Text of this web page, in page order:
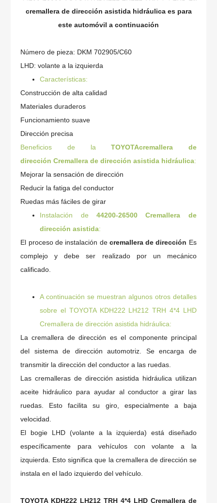
cremallera de dirección asistida hidráulica es para
este automóvil a continuación
Número de pieza: DKM 702905/C60
LHD: volante a la izquierda
Características:
Construcción de alta calidad
Materiales duraderos
Funcionamiento suave
Dirección precisa
Beneficios de la
TOYOTAcremallera de
direcciónCremallera de dirección asistida hidráulica:
Mejorar la sensación de dirección
Reducir la fatiga del conductor
Ruedas más fáciles de girar
Instalación de 44200-26500
Cremallera de
dirección asistida:
El proceso de instalación de cremallera de dirección Es
complejo y debe ser realizado por un mecánico
calificado.
A continuación se muestran algunos otros detalles
sobre el TOYOTA KDH222 LH212 TRH 4*4 LHD
Cremallera de dirección asistida hidráulica:
La cremallera de dirección es el componente principal
del sistema de dirección automotriz. Se encarga de
transmitir la dirección del conductor a las ruedas.
Las cremalleras de dirección asistida hidráulica utilizan
aceite hidráulico para ayudar al conductor a girar las
ruedas. Esto facilita su giro, especialmente a baja
velocidad.
El bogie LHD (volante a la izquierda) está diseñado
específicamente para vehículos con volante a la
izquierda. Esto significa que la cremallera de dirección se
instala en el lado izquierdo del vehículo.
TOYOTA KDH222 LH212 TRH 4*4 LHD Cremallera de